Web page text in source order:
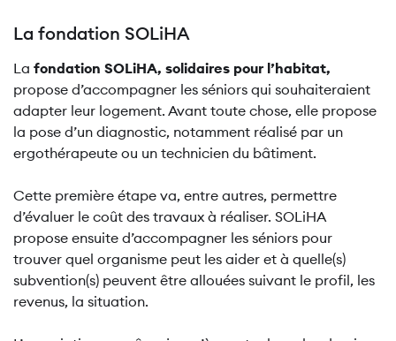
La fondation SOLiHA
La fondation SOLiHA, solidaires pour l’habitat,
propose d’accompagner les séniors qui souhaiteraient
adapter leur logement. Avant toute chose, elle propose
la pose d’un diagnostic, notamment réalisé par un
ergothérapeute ou un technicien du bâtiment.
Cette première étape va, entre autres, permettre
d’évaluer le coût des travaux à réaliser. SOLiHA
propose ensuite d’accompagner les séniors pour
trouver quel organisme peut les aider et à quelle(s)
subvention(s) peuvent être allouées suivant le profil, les
revenus, la situation.